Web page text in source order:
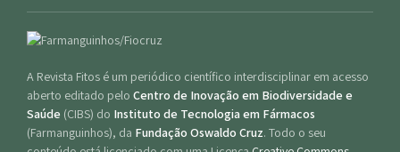
A Revista Fitos é um periódico científico interdisciplinar em acesso
aberto editado pelo Centro de Inovação em Biodiversidade e
Saúde (CIBS) do Instituto de Tecnologia em Fármacos
(Farmanguinhos), da Fundação Oswaldo Cruz. Todo o seu